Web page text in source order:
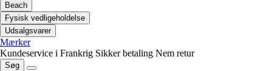
Beach
Fysisk vedligeholdelse
Udsalgsvarer
Mærker
Kundeservice i Frankrig Sikker betaling Nem retur
Søg